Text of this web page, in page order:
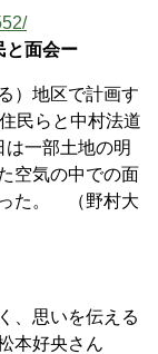
面会ー
）地区で計画す
民らと中村法道
一部土地の明
空気の中での面
た。 （野村大
、思いを伝える
本好央さん